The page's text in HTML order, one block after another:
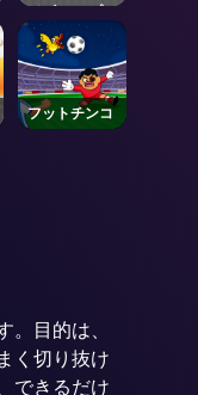
イズ アップ
フットチンコ
目的は、
く切り抜け
できるだけ